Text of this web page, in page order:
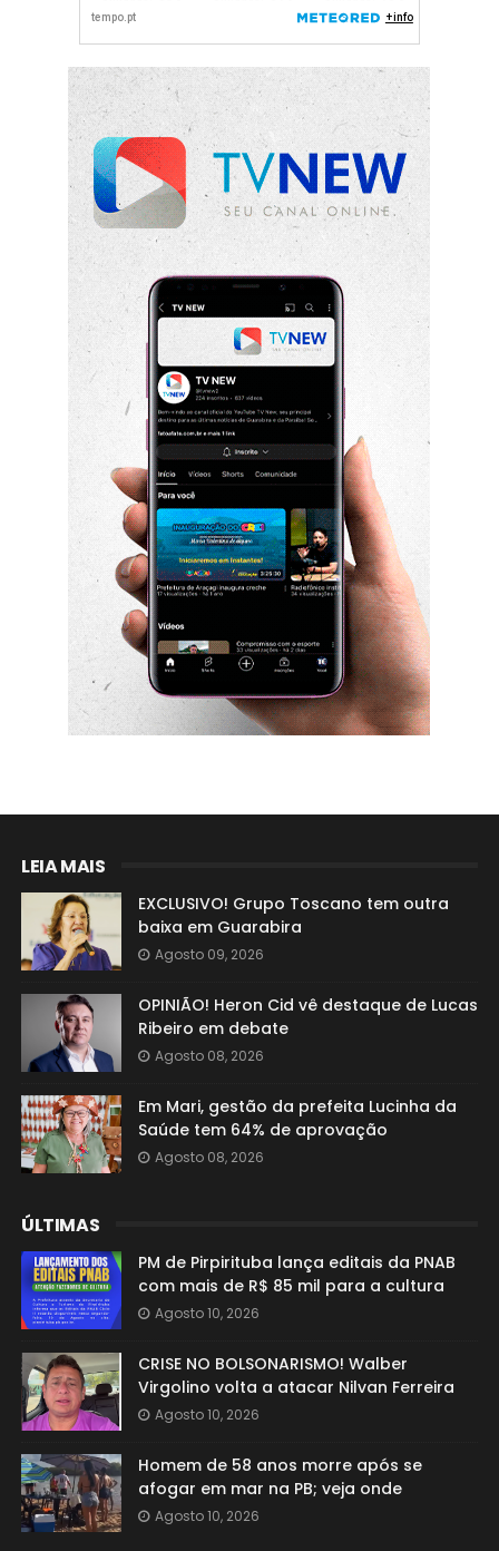
LEIA MAIS
EXCLUSIVO! Grupo Toscano tem outra
baixa em Guarabira
Agosto 09, 2026
OPINIÃO! Heron Cid vê destaque de Lucas
Ribeiro em debate
Agosto 08, 2026
Em Mari, gestão da prefeita Lucinha da
Saúde tem 64% de aprovação
Agosto 08, 2026
ÚLTIMAS
PM de Pirpirituba lança editais da PNAB
com mais de R$ 85 mil para a cultura
Agosto 10, 2026
CRISE NO BOLSONARISMO! Walber
Virgolino volta a atacar Nilvan Ferreira
Agosto 10, 2026
Homem de 58 anos morre após se
afogar em mar na PB; veja onde
Agosto 10, 2026